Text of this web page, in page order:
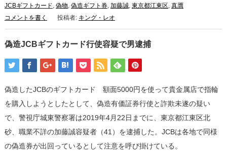
JCBギフトカード 偽物 偽造ギフト券, 加藤誠, 東京都江東区, 真贋
コメントを書く
投稿者: キング・レオ
偽造JCBギフトカード行使容疑で男逮捕
偽造したJCBのギフトカード 額面5000円を使って貴金属店で指輪
を購入しようとしたとして、偽造有価証券行使と詐欺未遂の疑い
で、警視庁城東警察署は2019年4月22日までに、東京都江東区北
砂、職業不詳の加藤誠容疑者（41）を逮捕した。JCBは各地で同様
の偽造券が出回っているとして注意を呼び掛けている。